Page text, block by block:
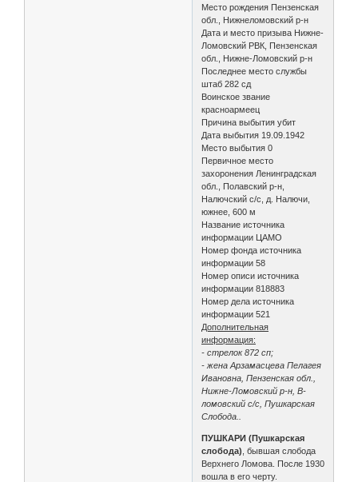
Место рождения Пензенская
обл., Нижнеломовский р-н
Дата и место призыва Нижне-
Ломовский РВК, Пензенская
обл., Нижне-Ломовский р-н
Последнее место службы
штаб 282 сд
Воинское звание
красноармеец
Причина выбытия убит
Дата выбытия 19.09.1942
Место выбытия 0
Первичное место
захоронения Ленинградская
обл., Полавский р-н,
Налючский с/с, д. Налючи,
южнее, 600 м
Название источника
информации ЦАМО
Номер фонда источника
информации 58
Номер описи источника
информации 818883
Номер дела источника
информации 521
Дополнительная
информация:
- стрелок 872 сп;
- жена Арзамасцева Пелагея
Ивановна, Пензенская обл.,
Нижне-Ломовский р-н, В-
ломовский с/с, Пушкарская
Слобода..
ПУШКАРИ (Пушкарская
слобода) , бывшая слобода
Верхнего Ломова. После 1930
вошла в его черту.